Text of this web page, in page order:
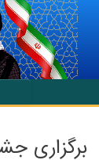
انتقال به محتوای اصلی
برگزاری